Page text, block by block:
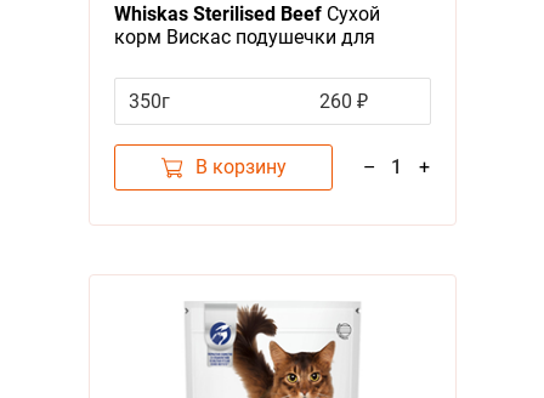
Whiskas Sterilised BeefСухой
корм Вискас подушечки для
350г
260 ₽
В корзину – 1 +